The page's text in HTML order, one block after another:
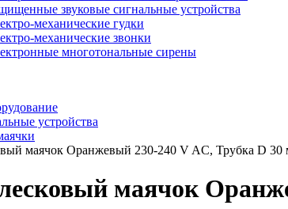
звуковые сигнальные устройства
механические гудки
механические звонки
многотональные сирены
устройства
маячок Оранжевый 230-240 V AC, Трубка D 30
маячок